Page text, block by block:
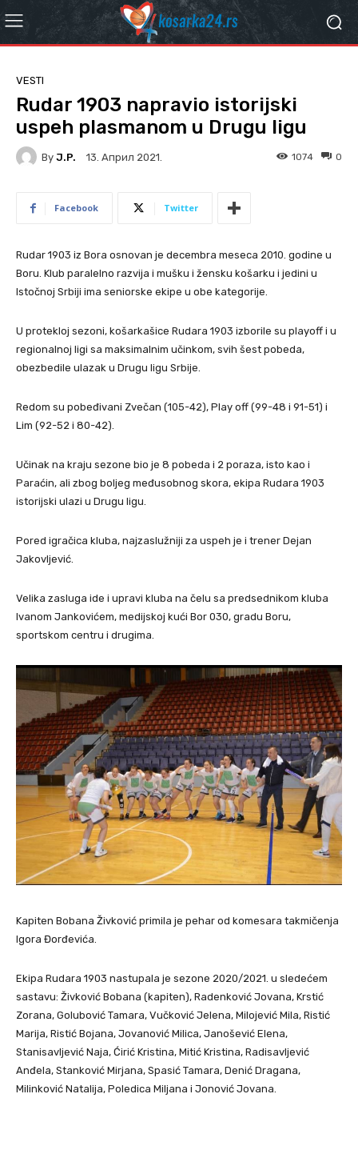
VESTI
Rudar 1903 napravio istorijski
uspeh plasmanom u Drugu ligu
By J.P. 13. Април 2021. 0
1074
Facebook Twitter
Rudar 1903 iz Bora osnovan je decembra meseca 2010. godine u
Boru. Klub paralelno razvija i mušku i žensku košarku i jedini u
Istočnoj Srbiji ima seniorske ekipe u obe kategorije.
U protekloj sezoni, košarkašice Rudara 1903 izborile su playoff i u
regionalnoj ligi sa maksimalnim učinkom, svih šest pobeda,
obezbedile ulazak u Drugu ligu Srbije.
Redom su pobeđivani Zvečan (105-42), Play off (99-48 i 91-51) i
Lim (92-52 i 80-42).
Učinak na kraju sezone bio je 8 pobeda i 2 poraza, isto kao i
Paraćin, ali zbog boljeg međusobnog skora, ekipa Rudara 1903
istorijski ulazi u Drugu ligu.
Pored igračica kluba, najzaslužniji za uspeh je i trener Dejan
Jakovljević.
Velika zasluga ide i upravi kluba na čelu sa predsednikom kluba
Ivanom Jankovićem, medijskoj kući Bor 030, gradu Boru,
sportskom centru i drugima.
Kapiten Bobana Živković primila je pehar od komesara takmičenja
Igora Đorđevića.
Ekipa Rudara 1903 nastupala je sezone 2020/2021. u sledećem
sastavu: Živković Bobana (kapiten), Radenković Jovana, Krstić
Zorana, Golubović Tamara, Vučković Jelena, Milojević Mila, Ristić
Marija, Ristić Bojana, Jovanović Milica, Janošević Elena,
Stanisavljević Naja, Ćirić Kristina, Mitić Kristina, Radisavljević
Anđela, Stanković Mirjana, Spasić Tamara, Denić Dragana,
Milinković Natalija, Poledica Miljana i Jonović Jovana.